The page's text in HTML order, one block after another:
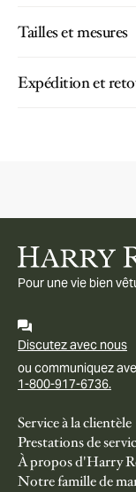
Tailles et mesures
Expédition et
Pour une vie bien
Discutez avec nous
ou communiquez
1-800-917-6736.
Service à la clientèle
Prestations de
À propos d'Harry
Notre famille de